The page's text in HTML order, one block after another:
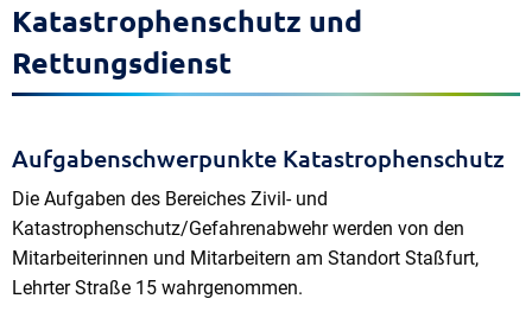
Katastrophenschutz und
Rettungsdienst
Aufgabenschwerpunkte Katastrophenschutz
Die Aufgaben des Bereiches Zivil- und
Katastrophenschutz/Gefahrenabwehr werden von den
Mitarbeiterinnen und Mitarbeitern am Standort Staßfurt,
Lehrter Straße 15 wahrgenommen.